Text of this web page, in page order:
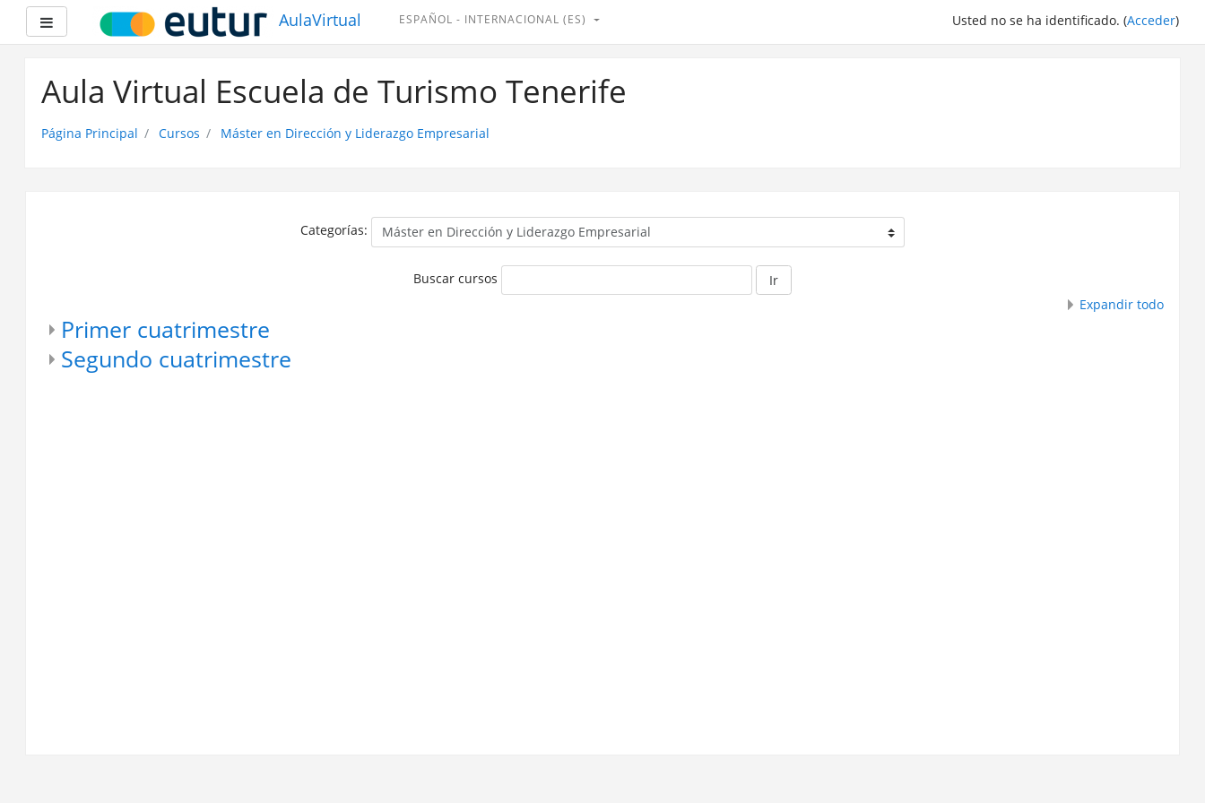
contenido
Panel lateral AulaVirtual Usted no se ha identificado. (Acceder)
ESPAÑOL - INTERNACIONAL ‎(ES)‎
Aula Virtual Escuela de Turismo Tenerife
Página Principal Cursos Máster en Dirección y Liderazgo Empresarial
Categorías:
Buscar cursos
Ir
Expandir todo
Primer cuatrimestre
Segundo cuatrimestre